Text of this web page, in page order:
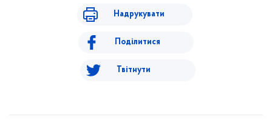
Надрукувати
Поділитися
Твітнути